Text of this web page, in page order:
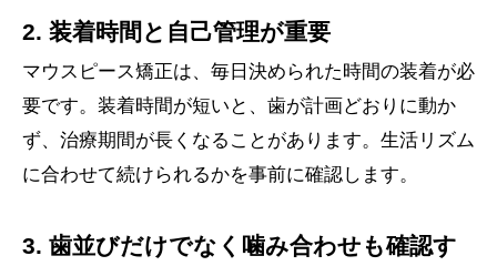
2. 装着時間と自己管理が重要
マウスピース矯正は、毎日決められた時間の装着が必
要です。装着時間が短いと、歯が計画どおりに動か
ず、治療期間が長くなることがあります。生活リズム
に合わせて続けられるかを事前に確認します。
3. 歯並びだけでなく噛み合わせも確認す